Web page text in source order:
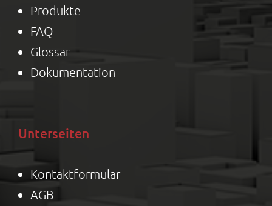
Produkte
FAQ
Glossar
Dokumentation
Unterseiten
Kontaktformular
AGB